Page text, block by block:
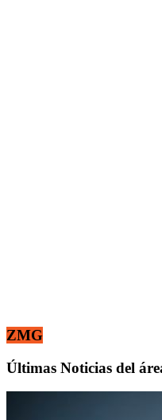
ZMG
Últimas Noticias del